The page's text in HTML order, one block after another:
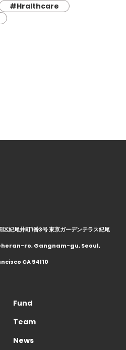
#Hralthcare
紀尾井町1番3号 東京ガーデンテラス紀尾
ro, Gangnam-gu, Seoul,
CA 94110
Fund
Team
News